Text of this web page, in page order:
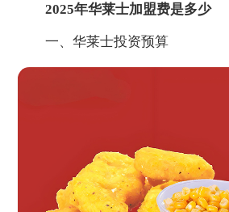
2025年华莱士加盟费是多少
一、华莱士投资预算